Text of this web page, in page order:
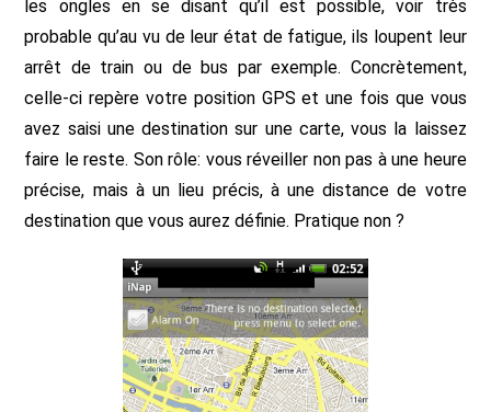
les ongles en se disant qu’il est possible, voir très
probable qu’au vu de leur état de fatigue, ils loupent leur
arrêt de train ou de bus par exemple. Concrètement,
celle-ci repère votre position GPS et une fois que vous
avez saisi une destination sur une carte, vous la laissez
faire le reste. Son rôle: vous réveiller non pas à une heure
précise, mais à un lieu précis, à une distance de votre
destination que vous aurez définie. Pratique non ?